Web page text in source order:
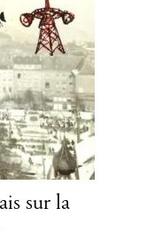
sur la